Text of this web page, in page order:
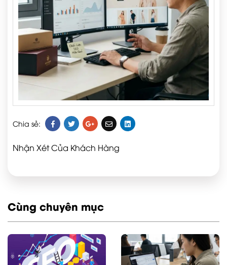
Chia sẻ:
Nhận Xét Của Khách Hàng
Cùng chuyên mục